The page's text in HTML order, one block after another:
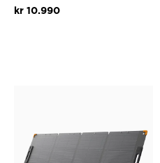
kr10.990